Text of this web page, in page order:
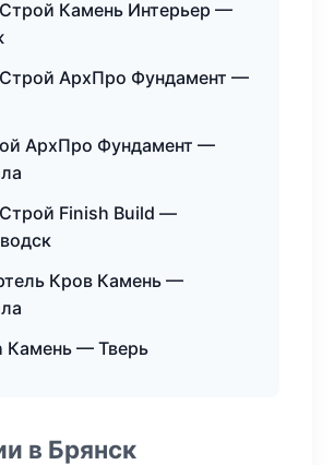
Камень Интерьер —
АрхПро Фундамент —
АрхПро Фундамент —
Finish Build —
Кров Камень —
Камень — Тверь
в Брянск